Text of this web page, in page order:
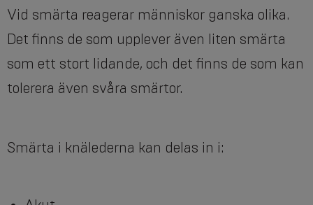
Vid smärta reagerar människor ganska olika.
Det finns de som upplever även liten smärta
som ett stort lidande, och det finns de som kan
tolerera även svåra smärtor.
Smärta i knälederna kan delas in i: